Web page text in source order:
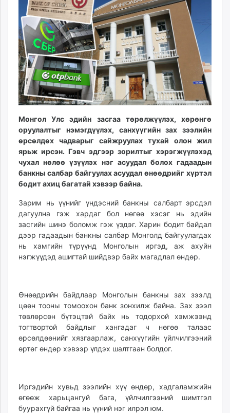
ikon.mn
mnb.mn
Livetv.mn
Eguur.mn
24tsag.mn
shuud.mn
eagle.mn
ergelt.mn
today.mn
zuv.mn
mminfo.mn
ugluu.mn
urlag.mn
unen.mn
asu.mn
shudarga.mn
shuurhai.mn
unuudur.mn
itoim.mn
tumen.mn
shuum.mn
times.mn
tvmongolia.mn
mass.mn
toim.mn
tac.mn
Монгол Улс эдийн засгаа төрөлжүүлэх, хөрөнгө
оруулалтыг нэмэгдүүлэх, санхүүгийн зах зээлийн
өрсөлдөх чадварыг сайжруулах тухай олон жил
ярьж ирсэн. Гэвч эдгээр зорилтыг хэрэгжүүлэхэд
чухал нөлөө үзүүлэх нэг асуудал болох гадаадын
банкны салбар байгуулах асуудал өнөөдрийг хүртэл
бодит ахиц багатай хэвээр байна.
Зарим нь үүнийг үндэсний банкны салбарт эрсдэл
дагуулна гэж хардаг бол нөгөө хэсэг нь эдийн
засгийн шинэ боломж гэж үздэг. Харин бодит байдал
дээр гадаадын банкны салбар Монголд байгуулагдах
нь хамгийн түрүүнд Монголын иргэд, аж ахуйн
нэгжүүдэд ашигтай шийдвэр байх магадлал өндөр.
Өнөөдрийн байдлаар Монголын банкны зах зээлд
цөөн тооны томоохон банк зонхилж байна. Зах зээл
төвлөрсөн бүтэцтэй байх нь тодорхой хэмжээнд
тогтвортой байдлыг хангадаг ч нөгөө талаас
өрсөлдөөнийг хязгаарлаж, санхүүгийн үйлчилгээний
өртөг өндөр хэвээр үлдэх шалтгаан болдог.
Иргэдийн хувьд зээлийн хүү өндөр, хадгаламжийн
өгөөж харьцангуй бага, үйлчилгээний шимтгэл
буурахгүй байгаа нь үүний нэг илрэл юм.